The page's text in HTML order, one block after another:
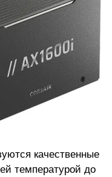
качественные
температурой до